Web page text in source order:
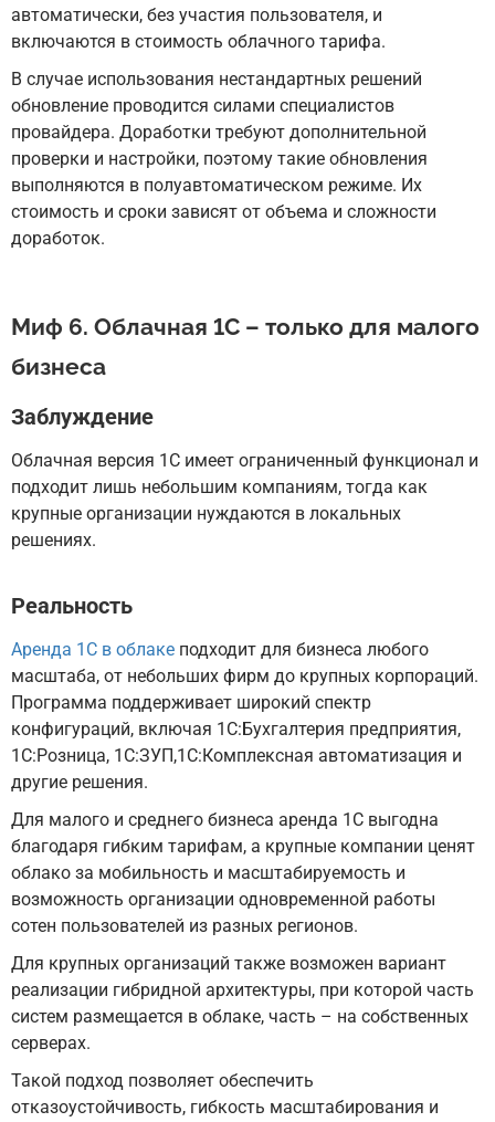
автоматически, без участия пользователя, и
включаются в стоимость облачного тарифа.
В случае использования нестандартных решений
обновление проводится силами специалистов
провайдера. Доработки требуют дополнительной
проверки и настройки, поэтому такие обновления
выполняются в полуавтоматическом режиме. Их
стоимость и сроки зависят от объема и сложности
доработок.
Миф 6. Облачная 1С – только для малого
бизнеса
Заблуждение
Облачная версия 1С имеет ограниченный функционал и
подходит лишь небольшим компаниям, тогда как
крупные организации нуждаются в локальных
решениях.
Реальность
Аренда 1С в облаке подходит для бизнеса любого
масштаба, от небольших фирм до крупных корпораций.
Программа поддерживает широкий спектр
конфигураций, включая 1C:Бухгалтерия предприятия,
1С:Розница, 1С:ЗУП,1С:Комплексная автоматизация и
другие решения.
Для малого и среднего бизнеса аренда 1С выгодна
благодаря гибким тарифам, а крупные компании ценят
облако за мобильность и масштабируемость и
возможность организации одновременной работы
сотен пользователей из разных регионов.
Для крупных организаций также возможен вариант
реализации гибридной архитектуры, при которой часть
систем размещается в облаке, часть – на собственных
серверах.
Такой подход позволяет обеспечить
отказоустойчивость, гибкость масштабирования и